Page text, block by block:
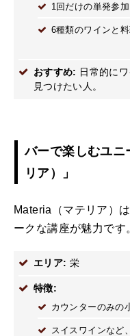
1回だけの単発参加
6種類のワインと
おすすめ: 日常的に
見つけたい人。
バーで楽しむユ
リア）」
Materia（マテリア）
ークな講座が魅力です
エリア: 栄
特徴:
カウンターのみの
スイスワインなど